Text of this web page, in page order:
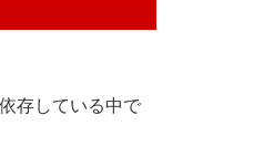
存している中で